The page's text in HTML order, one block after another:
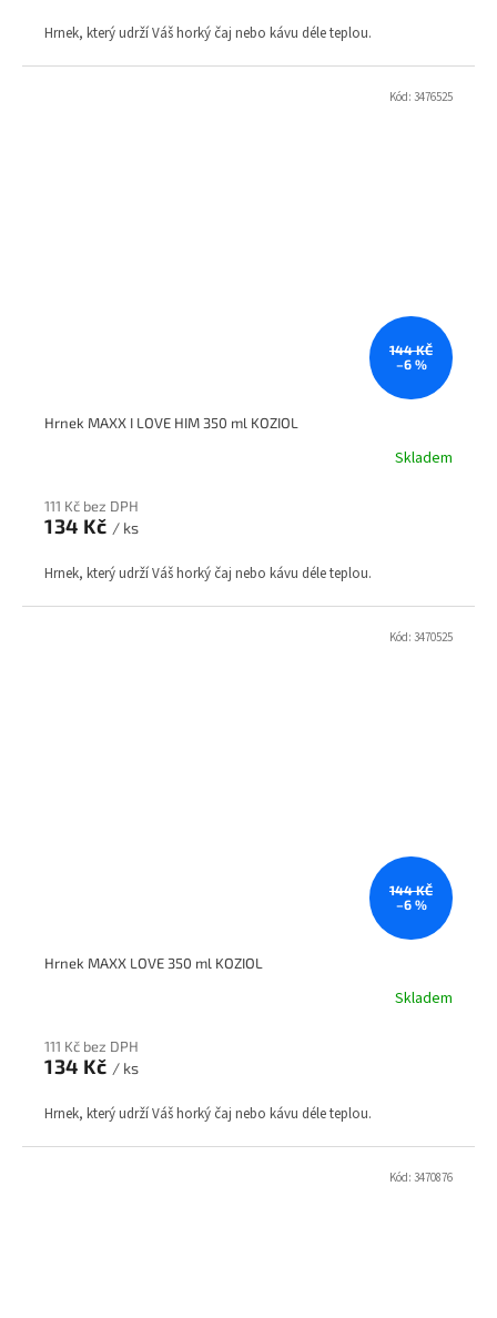
Hrnek, který udrží Váš horký čaj nebo kávu déle teplou.
144 KČ
–6 %
Hrnek MAXX I LOVE HIM 350 ml KOZIOL
Skladem
111 Kč bez DPH
134 Kč / ks
Hrnek, který udrží Váš horký čaj nebo kávu déle teplou.
Kód: 3476525
144 KČ
–6 %
Hrnek MAXX LOVE 350 ml KOZIOL
Skladem
111 Kč bez DPH
134 Kč / ks
Hrnek, který udrží Váš horký čaj nebo kávu déle teplou.
Kód: 3470525
Kód: 3470876